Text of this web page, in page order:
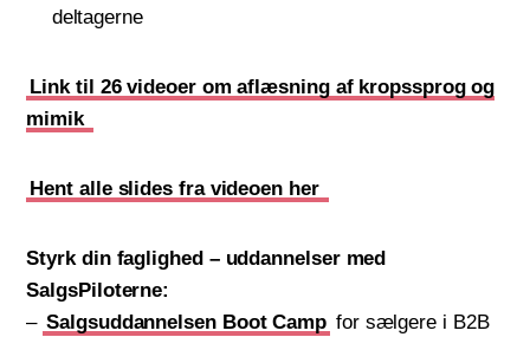
deltagerne
Link til 26 videoer om aflæsning af kropssprog og
mimik
Hent alle slides fra videoen her
Styrk din faglighed – uddannelser med
SalgsPiloterne:
– Salgsuddannelsen Boot Camp for sælgere i B2B